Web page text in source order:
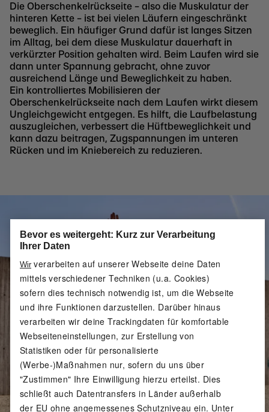
Die Oberschenkelrückseite – also die Muskulatur der
hinteren Kette – ist bei vielen Läufern eingeschränkt
beweglich. Ein häufiger Grund dafür ist langes Sitzen
im Alltag, bei dem diese Muskulatur dauerhaft in
verkürzter Position gehalten wird. Beim Laufen wird sie
dann unter Spannung gebracht, ohne zuvor
ausreichend Länge und Beweglichkeit zu haben.
Ein kontrolliertes Mobilisieren der
Oberschenkelrückseite nach dem Laufen wirkt diesem
Ungleichgewicht entgegen. Es hilft, die Laufbelastung
auszugleichen, verbessert die Hüftbeweglichkeit und
kann dazu beitragen, Zugspannungen im unteren
Rücken und im Kniebereich zu reduzieren.
Bevor es weitergeht: Kurz zur Verarbeitung
Ihrer Daten
Wirverarbeiten auf unserer Webseite deine Daten
mittels verschiedener Techniken (u.a. Cookies)
sofern dies technisch notwendig ist, um die Webseite
und ihre Funktionen darzustellen. Darüber hinaus
verarbeiten wir deine Trackingdaten für komfortable
Webseiteneinstellungen, zur Erstellung von
Statistiken oder für personalisierte
(Werbe-)Maßnahmen nur, sofern du uns über
"Zustimmen" Ihre Einwilligung hierzu erteilst. Dies
schließt auch Datentransfers in Länder außerhalb
der EU ohne angemessenes Schutzniveau ein. Unter